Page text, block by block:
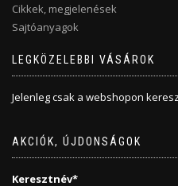
Cikkek, megjelenések
Sajtóanyagok
LEGKÖZELEBBI VÁSÁROK
Jelenleg csak a webshopon
AKCIÓK, ÚJDONSÁGOK
Keresztnév*